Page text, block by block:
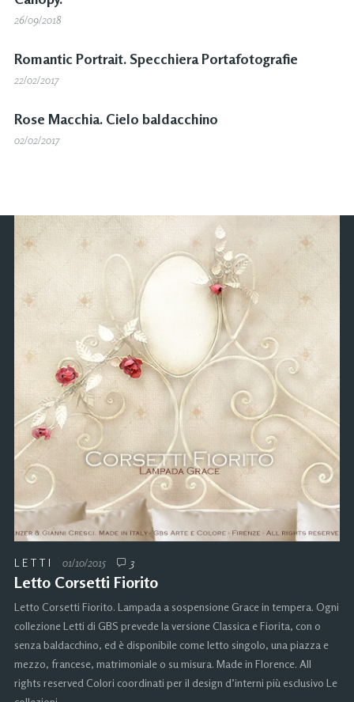
26/09/2018
Romantic Portrait. Specchiera Portafotografie
22/02/2017
Rose Macchia. Cielo baldacchino
02/02/2017
LETTI 01/10/2015 3
Letto Corsetti Fiorito
Letto Corsetti Fiorito. Lampada a sospensione Grace in tempera. Ogni
collezione Letti di GBS prevede la versione Classica e Fiorita, con o
senza baldacchino, ed è disponibile come letto singolo, una piazza e
mezzo, francese, matrimoniale o su misura. Made in Florence. All
rights reserved Colori coordinati per il design d’interni più esclusivo Le